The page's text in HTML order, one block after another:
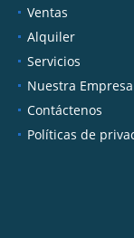
Inicio
Ventas
Alquiler
Servicios
Nuestra Empresa
Contáctenos